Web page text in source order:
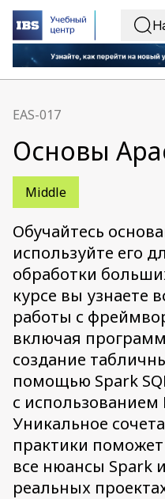
EAS-017
Основы
Middle
Обучайтесь
используйте его
обработки
курсе вы узнаете
работы с
включая
создание
помощью Spark
с использованием
Уникальное
практики
все нюансы Spark
реальных